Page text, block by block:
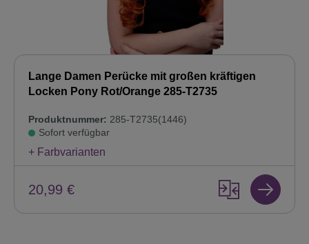
Lange Damen Perücke mit großen kräftigen
Locken Pony Rot/Orange 285-T2735
Produktnummer: 285-T2735(1446)
Sofort verfügbar
+ Farbvarianten
20,99 €